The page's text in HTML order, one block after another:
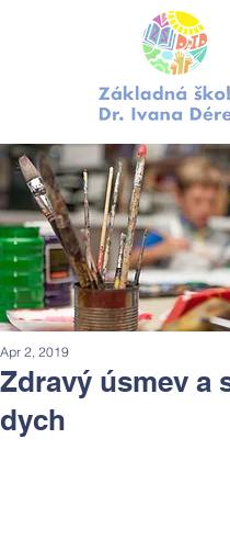
Zdravý úsmev a
dych
Apr 2, 2019